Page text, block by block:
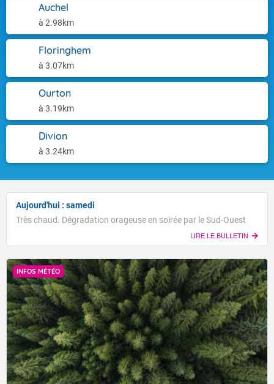
Auchel
à 2.98km
Floringhem
à 3.07km
Ourton
à 3.19km
Divion
à 3.24km
Aujourd'hui : samedi
Très chaud. Dégradation orageuse en soirée par le Sud-Ouest
LIRE LE BULLETIN
INFOS MÉTÉO